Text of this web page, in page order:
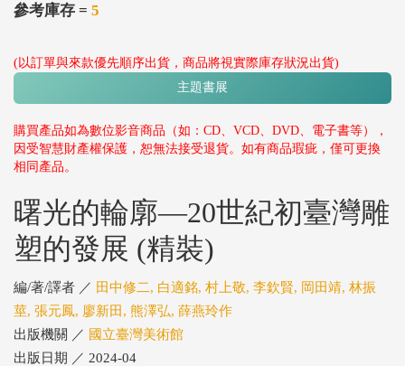
參考庫存 = 5
(以訂單與來款優先順序出貨，商品將視實際庫存狀況出貨)
主題書展
購買產品如為數位影音商品（如：CD、VCD、DVD、電子書等），
因受智慧財產權保護，恕無法接受退貨。如有商品瑕疵，僅可更換
相同產品。
曙光的輪廓—20世紀初臺灣雕
塑的發展 (精裝)
編/著/譯者 ／ 田中修二, 白適銘, 村上敬, 李欽賢, 岡田靖, 林振
莖, 張元鳳, 廖新田, 熊澤弘, 薛燕玲作
出版機關 ／ 國立臺灣美術館
出版日期 ／ 2024-04